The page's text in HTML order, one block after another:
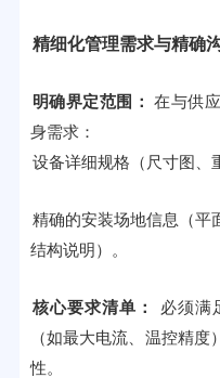
精细化管理需求与精确
明确界定范围：
在与供
身需求：
设备详细规格（尺寸图、
精确的安装场地信息（平
结构说明）。
核心要求清单：
必须满
（如最大电流、温控精
性。